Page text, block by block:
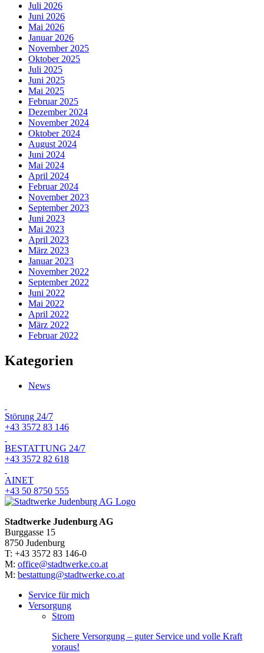
Juli 2026
Juni 2026
Mai 2026
Januar 2026
November 2025
Oktober 2025
Juli 2025
Juni 2025
Mai 2025
Februar 2025
Dezember 2024
November 2024
Oktober 2024
August 2024
Juni 2024
Mai 2024
April 2024
Februar 2024
November 2023
September 2023
Juni 2023
Mai 2023
April 2023
März 2023
Januar 2023
November 2022
September 2022
Juni 2022
Mai 2022
April 2022
März 2022
Februar 2022
Kategorien
News
Störung 24/7
+43 3572 83 146
BESTATTUNG 24/7
+43 3572 82 618
AINET
+43 50 8750 555
Stadtwerke Judenburg AG
Burggasse 15
8750 Judenburg
T: +43 3572 83 146-0
M: office@stadtwerke.co.at
M: bestattung@stadtwerke.co.at
Service für mich
Versorgung
Strom
Sichere Versorgung – guter Service und volle Kraft
voraus!